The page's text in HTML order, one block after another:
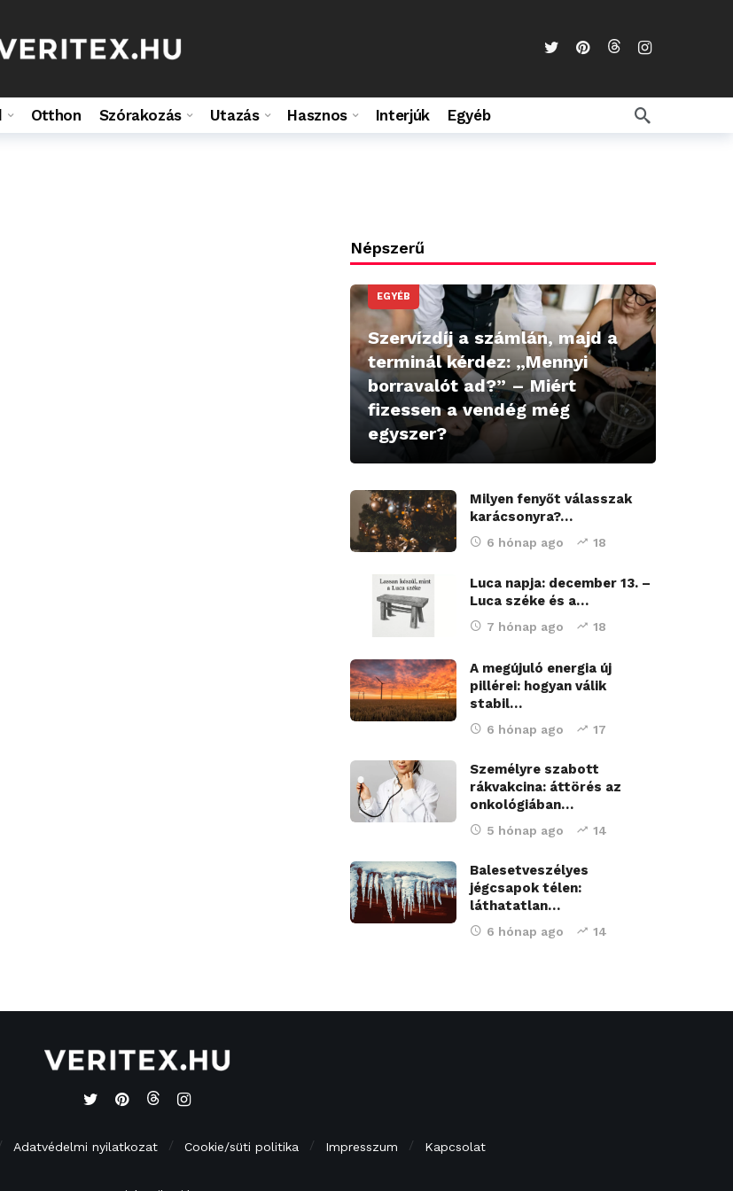
Otthon Szórakozás Utazás Hasznos Interjúk Egyéb
Népszerű
EGYÉB
Szervízdíj a számlán, majd a
terminál kérdez: „Mennyi
borravalót ad?” – Miért
fizessen a vendég még
egyszer?
Milyen fenyőt válasszak
karácsonyra?…
6 hónap ago 18
Luca napja: december 13. –
Luca széke és a…
7 hónap ago 18
A megújuló energia új
pillérei: hogyan válik
stabil…
6 hónap ago 17
Személyre szabott
rákvakcina: áttörés az
onkológiában…
5 hónap ago 14
Balesetveszélyes
jégcsapok télen:
láthatatlan…
6 hónap ago 14
Adatvédelmi nyilatkozat Cookie/süti politika Impresszum Kapcsolat